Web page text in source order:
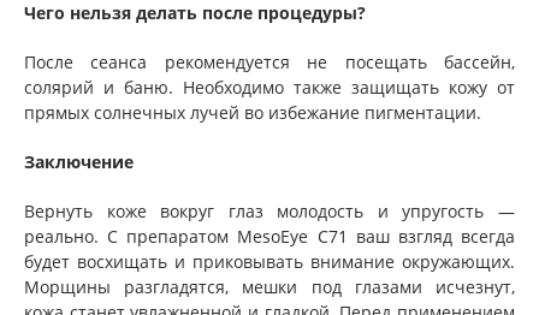
Чего нельзя делать после процедуры?
После сеанса рекомендуется не посещать бассейн,
солярий и баню. Необходимо также защищать кожу от
прямых солнечных лучей во избежание пигментации.
Заключение
Вернуть коже вокруг глаз молодость и упругость —
реально. С препаратом MesoEye С71 ваш взгляд всегда
будет восхищать и приковывать внимание окружающих.
Морщины разгладятся, мешки под глазами исчезнут,